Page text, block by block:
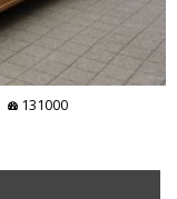
131000